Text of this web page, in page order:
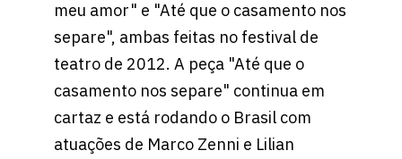
meu amor" e "Até que o casamento nos
separe", ambas feitas no festival de
teatro de 2012. A peça "Até que o
casamento nos separe" continua em
cartaz e está rodando o Brasil com
atuações de Marco Zenni e Lilian